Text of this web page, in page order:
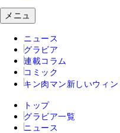
メニュ
ニュース
グラビア
連載コラム
コミック
キン肉マン 新しいウィン
トップ
グラビア一覧
ニュース